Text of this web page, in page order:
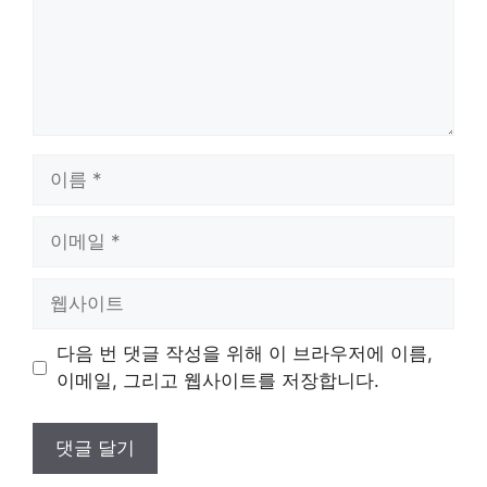
트
다음 번 댓글 작성을 위해 이 브라우저에 이름,
이메일, 그리고 웹사이트를 저장합니다.